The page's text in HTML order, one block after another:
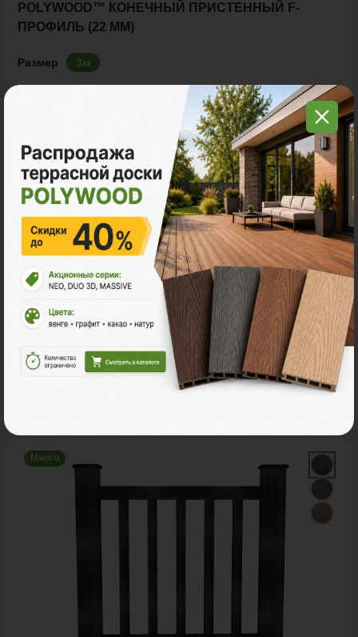
POLYWOOD™ КОНЕЧНЫЙ ПРИСТЕННЫЙ F-
ПРОФИЛЬ (22 ММ)
Размер 3м
шт
пог. м.
2310 ₽
В корзину Рассчитать
С этим товаром покупают
Много